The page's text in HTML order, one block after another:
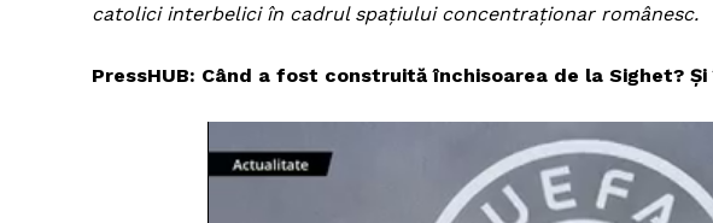
catolici interbelici în cadrul spațiului concentraționar românesc.
PressHUB: Când a fost construită închisoarea de la Sighet? Și